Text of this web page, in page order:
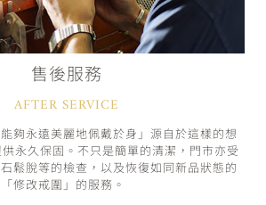
售後服務
AFTER SERVICE
夠永遠美麗地佩戴於身」源自於這樣的想
永久保固。不只是簡單的清潔，門市亦受
鬆脫等的檢查，以及恢復如同新品狀態的
修改戒圍」的服務。